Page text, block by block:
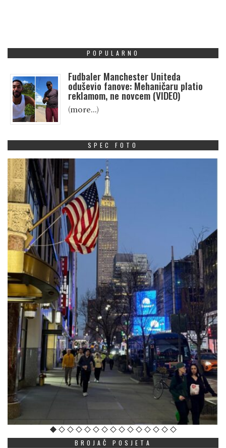
POPULARNO
Fudbaler Manchester Uniteda
oduševio fanove: Mehaničaru platio
reklamom, ne novcem (VIDEO)
(more…)
SPEC FOTO
BROJAČ POSJETA